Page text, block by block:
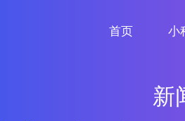
首页
小
新